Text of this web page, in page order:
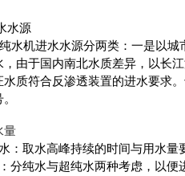
水源
机进水水源分两类：一是以城
，由于国内南北水质差异，以长
水质符合反渗透装置的进水要求
量
：取水高峰持续的时间与用水量
分纯水与超纯水两种考虑，以便